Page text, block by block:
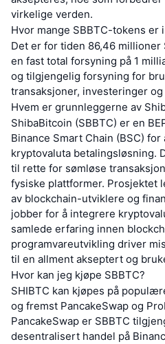
virkelige verden.
Hvor mange SBBTC-tokens er
Det er for tiden 86,46 millioner
en fast total forsyning på 1
og tilgjengelig forsyning for
transaksjoner, investeringer
Hvem er grunnleggerne av
ShibaBitcoin (SBBTC) er en
Binance Smart Chain (BSC)
kryptovaluta betalingsløsning.
til rette for sømløse
fysiske plattformer. Prosjektet
av blockchain-utviklere og
jobber for å integrere
samlede erfaring innen
programvareutvikling driver
til en allment akseptert og
Hvor kan jeg kjøpe SBBTC?
SHIBTC kan kjøpes på
og fremst PancakeSwap og
PancakeSwap er SBBTC
desentralisert handel på